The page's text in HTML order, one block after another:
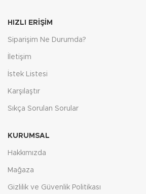
HIZLI ERIŞIM
Siparişim Ne Durumda?
İletişim
İstek Listesi
Karşılaştır
Sıkça Sorulan Sorular
KURUMSAL
Hakkımızda
Mağaza
Gizlilik ve Güvenlik Politikası